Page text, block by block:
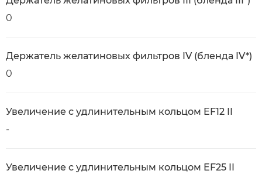
0
Держатель желатиновых фильтров IV (бленда IV*)
0
Увеличение с удлинительным кольцом EF12 II
-
Увеличение с удлинительным кольцом EF25 II